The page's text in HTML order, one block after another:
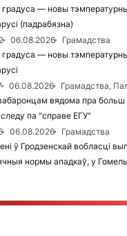
— новы
(падрабязна)
06.08.2026
Грамадства
— новы
06.08.2026
Грамадства,
вядома пра больш
па "справе ЕГУ"
06.08.2026
Грамадства
ў Гродзенскай вобласці
нормы ападкаў, у